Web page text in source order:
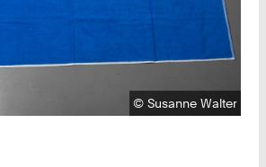
Urheberrecht:
©Susanne Walter